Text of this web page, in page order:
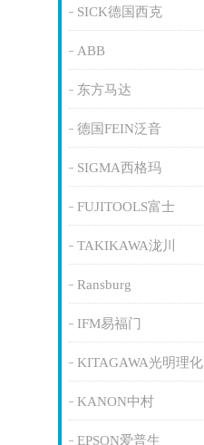
SICK德国西克
ABB
东方马达
德国FEIN泛音
SIGMA西格玛
FUJITOOLS富士
TAKIKAWA泷川
Ransburg
IFM易福门
KITAGAWA光明理化
KANON中村
EPSON爱普生